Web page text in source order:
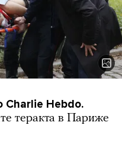
Charlie Hebdo.
теракта в Париже